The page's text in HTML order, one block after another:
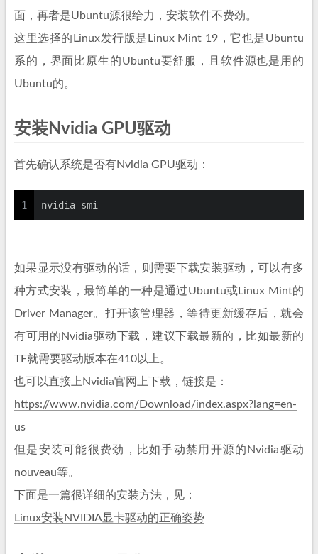
面，再者是Ubuntu源很给力，安装软件不费劲。
这里选择的Linux发行版是Linux Mint 19，它也是Ubuntu
系的，界面比原生的Ubuntu要舒服，且软件源也是用的
Ubuntu的。
安装Nvidia GPU驱动
首先确认系统是否有Nvidia GPU驱动：
1 nvidia-smi
如果显示没有驱动的话，则需要下载安装驱动，可以有多
种方式安装，最简单的一种是通过Ubuntu或Linux Mint的
Driver Manager。打开该管理器，等待更新缓存后，就会
有可用的Nvidia驱动下载，建议下载最新的，比如最新的
TF就需要驱动版本在410以上。
也可以直接上Nvidia官网上下载，链接是：
https://www.nvidia.com/Download/index.aspx?lang=en-
us
但是安装可能很费劲，比如手动禁用开源的Nvidia驱动
nouveau等。
下面是一篇很详细的安装方法，见：
Linux安装NVIDIA显卡驱动的正确姿势